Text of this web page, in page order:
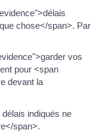
chose</span>. Par
vos
pour <span
devant la
indiqués ne
span>.